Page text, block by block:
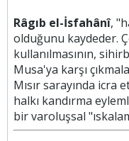
Râgıb el-İsfahânî,
olduğunu kaydeder.
kullanılmasının,
Musa'ya karşı
Mısır sarayında
halkı kandırma
bir varoluşsal